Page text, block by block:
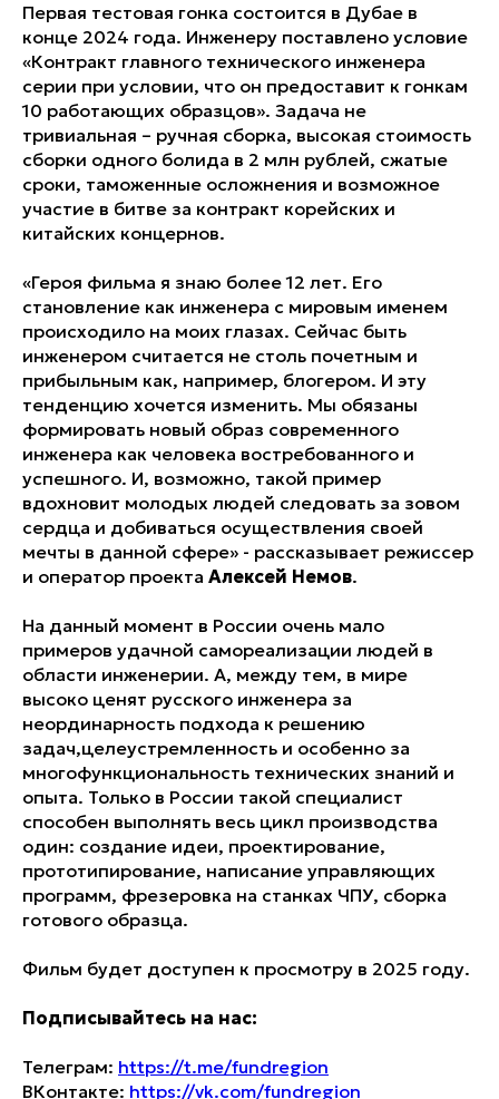
Первая тестовая гонка состоится в Дубае в
конце 2024 года. Инженеру поставлено условие
«Контракт главного технического инженера
серии при условии, что он предоставит к гонкам
10 работающих образцов». Задача не
тривиальная – ручная сборка, высокая стоимость
сборки одного болида в 2 млн рублей, сжатые
сроки, таможенные осложнения и возможное
участие в битве за контракт корейских и
китайских концернов.
«Героя фильма я знаю более 12 лет. Его
становление как инженера с мировым именем
происходило на моих глазах. Сейчас быть
инженером считается не столь почетным и
прибыльным как, например, блогером. И эту
тенденцию хочется изменить. Мы обязаны
формировать новый образ современного
инженера как человека востребованного и
успешного. И, возможно, такой пример
вдохновит молодых людей следовать за зовом
сердца и добиваться осуществления своей
мечты в данной сфере» - рассказывает режиссер
и оператор проекта Алексей Немов.
На данный момент в России очень мало
примеров удачной самореализации людей в
области инженерии. А, между тем, в мире
высоко ценят русского инженера за
неординарность подхода к решению
задач,целеустремленность и особенно за
многофункциональность технических знаний и
опыта. Только в России такой специалист
способен выполнять весь цикл производства
один: создание идеи, проектирование,
прототипирование, написание управляющих
программ, фрезеровка на станках ЧПУ, сборка
готового образца.
Фильм будет доступен к просмотру в 2025 году.
Подписывайтесь на нас:
Телеграм: https://t.me/fundregion
ВКонтакте: https://vk.com/fundregion